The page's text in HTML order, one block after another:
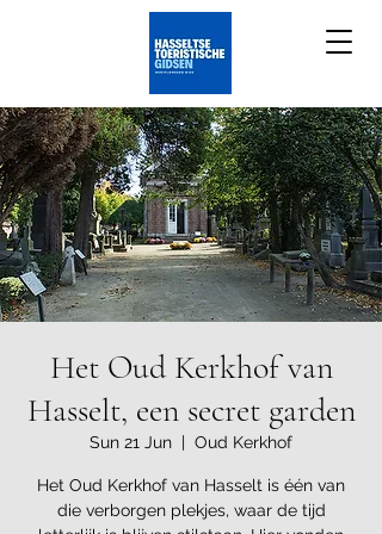
Het Oud Kerkhof van
Hasselt, een secret garden
Sun 21 Jun
  |
Oud Kerkhof
Het Oud Kerkhof van Hasselt is één van
die verborgen plekjes, waar de tijd